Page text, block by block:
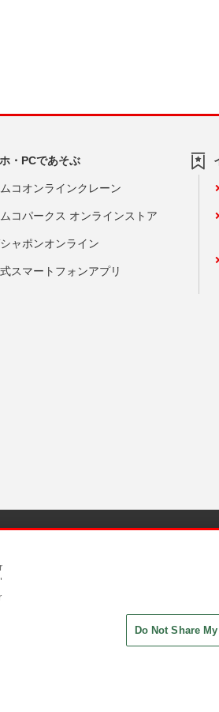
・PCであそぶ
コオンラインクレーン
コパークス オンラインストア
ャポンオンライン
スマートフォンアプリ
Do Not Share